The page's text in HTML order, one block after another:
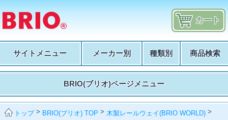
カート
サイトメニュー メーカー別 種類別 商品検索
BRIO(ブリオ)ページメニュー
トップ> BRIO(ブリオ) TOP > 木製レールウェイ(BRIO WORLD) >